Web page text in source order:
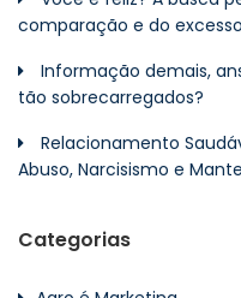
comparação e do excesso
Informação demais,
tão sobrecarregados?
Relacionamento
Abuso, Narcisismo e
Categorias